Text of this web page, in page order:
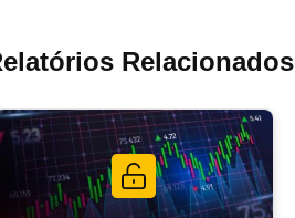
Relacionados